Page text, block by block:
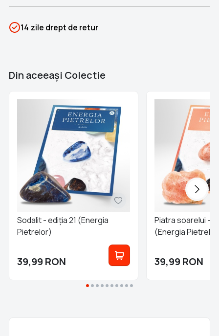
Categorii
Energia Pietrelor
14 zile drept de retur
Din aceeaşi Colectie
Sodalit - ediția 21 (Energia
Pietrelor)
39,99 RON
Piatra soarelui -
(Energia
39,99 RON